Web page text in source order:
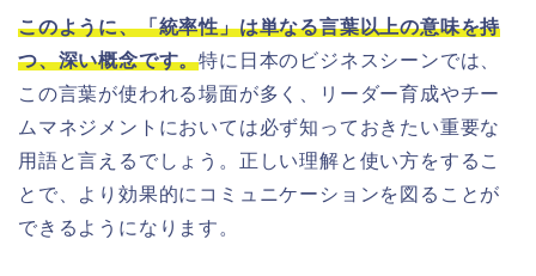
このように、「統率性」は単なる言葉以上の意味を持
つ、深い概念です。特に日本のビジネスシーンでは、
この言葉が使われる場面が多く、リーダー育成やチー
ムマネジメントにおいては必ず知っておきたい重要な
用語と言えるでしょう。正しい理解と使い方をするこ
とで、より効果的にコミュニケーションを図ることが
できるようになります。